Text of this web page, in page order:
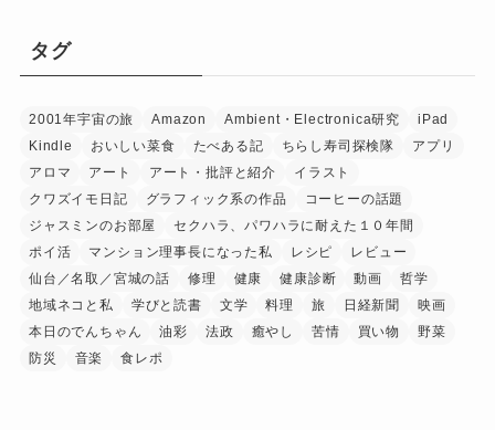
タグ
2001年宇宙の旅 Amazon Ambient・Electronica研究
iPad
Kindle
おいしい菜食 たべある記 ちらし寿司探検隊
アプリ
アロマ
アート アート・批評と紹介
イラスト
クワズイモ日記
グラフィック系の作品
コーヒーの話題
ジャスミンのお部屋
セクハラ、パワハラに耐えた１０年間
ポイ活
マンション理事長になった私 レシピ
レビュー
仙台／名取／宮城の話
修理 健康 健康診断 動画
哲学
地域ネコと私
学びと読書 文学 料理 旅 日経新聞
映画
本日のでんちゃん
油彩 法政 癒やし 苦情 買い物
野菜
防災
音楽 食レポ